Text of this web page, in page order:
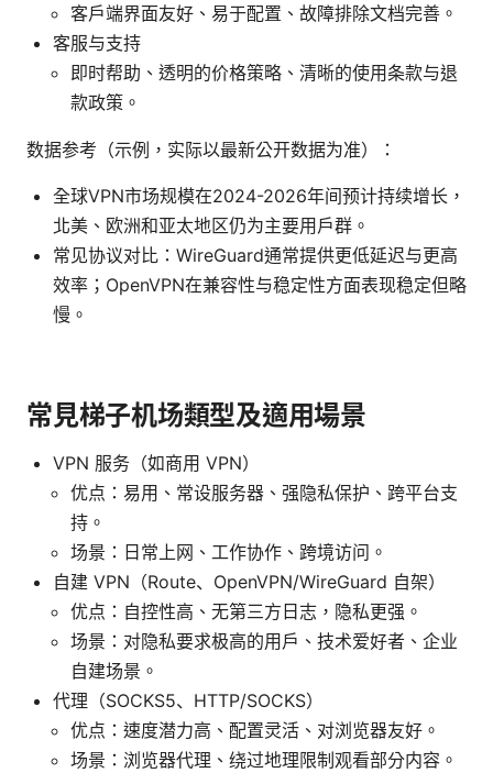
客户端界面友好、易于配置、故障排除文档完善。
客服与支持
即时帮助、透明的价格策略、清晰的使用条款与退
款政策。
数据参考（示例，实际以最新公开数据为准）：
全球VPN市场规模在2024-2026年间预计持续增长，
北美、欧洲和亚太地区仍为主要用户群。
常见协议对比：WireGuard通常提供更低延迟与更高
效率；OpenVPN在兼容性与稳定性方面表现稳定但略
慢。
常見梯子机场類型及適用場景
VPN 服务（如商用 VPN）
优点：易用、常设服务器、强隐私保护、跨平台支
持。
场景：日常上网、工作协作、跨境访问。
自建 VPN（Route、OpenVPN/WireGuard 自架）
优点：自控性高、无第三方日志，隐私更强。
场景：对隐私要求极高的用户、技术爱好者、企业
自建场景。
代理（SOCKS5、HTTP/SOCKS）
优点：速度潜力高、配置灵活、对浏览器友好。
场景：浏览器代理、绕过地理限制观看部分内容。